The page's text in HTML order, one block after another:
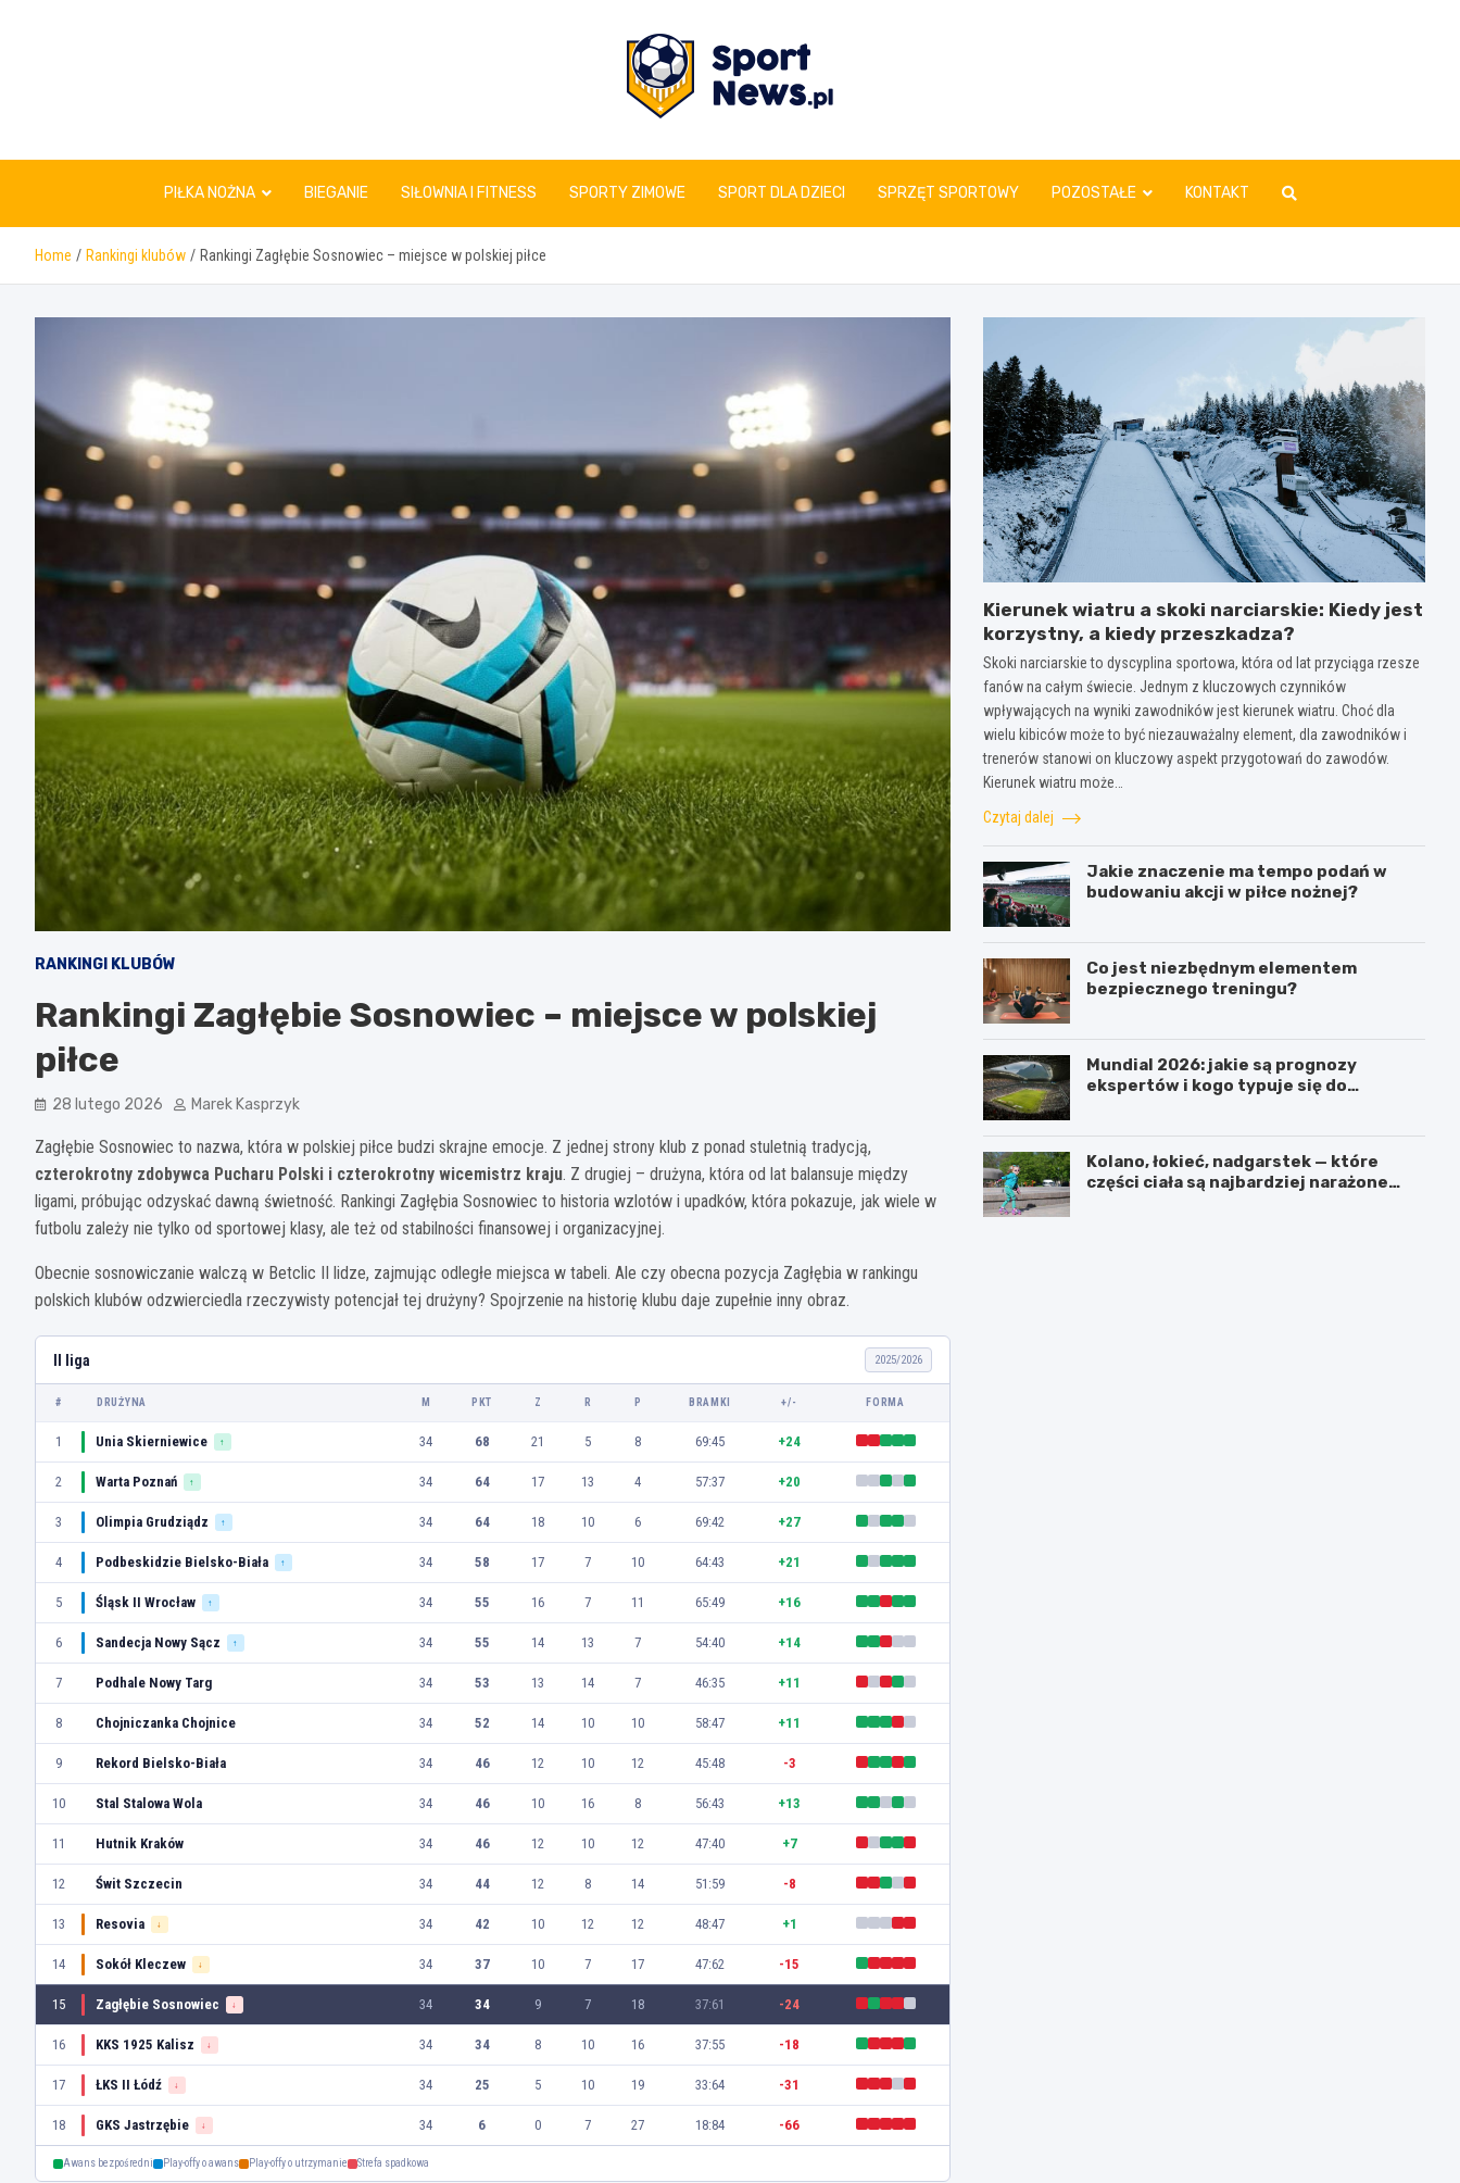
www.sportnews.pl
PIŁKA NOŻNA BIEGANIE SIŁOWNIA I FITNESS SPORTY ZIMOWE SPORT DLA DZIECI SPRZĘT SPORTOWY POZOSTAŁE KONTAKT
Home Rankingi klubów Rankingi Zagłębie Sosnowiec – miejsce w polskiej piłce
RANKINGI KLUBÓW
Rankingi Zagłębie Sosnowiec – miejsce w polskiej
piłce
28 lutego 2026 Marek Kasprzyk
Zagłębie Sosnowiec to nazwa, która w polskiej piłce budzi skrajne emocje. Z jednej strony klub z ponad stuletnią tradycją,
czterokrotny zdobywca Pucharu Polski i czterokrotny wicemistrz kraju. Z drugiej – drużyna, która od lat balansuje między
ligami, próbując odzyskać dawną świetność. Rankingi Zagłębia Sosnowiec to historia wzlotów i upadków, która pokazuje, jak wiele w
futbolu zależy nie tylko od sportowej klasy, ale też od stabilności finansowej i organizacyjnej.
Obecnie sosnowiczanie walczą w Betclic II lidze, zajmując odległe miejsca w tabeli. Ale czy obecna pozycja Zagłębia w rankingu
polskich klubów odzwierciedla rzeczywisty potencjał tej drużyny? Spojrzenie na historię klubu daje zupełnie inny obraz.
II liga 2025/2026
# DRUŻYNA M PKT Z R P BRAMKI +/- FORMA
1 Unia Skierniewice ↑ 34 68 21 5 8 69:45 +24
2 Warta Poznań ↑ 34 64 17 13 4 57:37 +20
3 Olimpia Grudziądz ↑ 34 64 18 10 6 69:42 +27
4 Podbeskidzie Bielsko-Biała ↑ 34 58 17 7 10 64:43 +21
5 Śląsk II Wrocław ↑ 34 55 16 7 11 65:49 +16
6 Sandecja Nowy Sącz ↑ 34 55 14 13 7 54:40 +14
7 Podhale Nowy Targ 34 53 13 14 7 46:35 +11
8 Chojniczanka Chojnice 34 52 14 10 10 58:47 +11
9 Rekord Bielsko-Biała 34 46 12 10 12 45:48 -3
10 Stal Stalowa Wola 34 46 10 16 8 56:43 +13
11 Hutnik Kraków 34 46 12 10 12 47:40 +7
12 Świt Szczecin 34 44 12 8 14 51:59 -8
13 Resovia ↓ 34 42 10 12 12 48:47 +1
14 Sokół Kleczew ↓ 34 37 10 7 17 47:62 -15
15 Zagłębie Sosnowiec ↓ 34 34 9 7 18 37:61 -24
16 KKS 1925 Kalisz ↓ 34 34 8 10 16 37:55 -18
17 ŁKS II Łódź ↓ 34 25 5 10 19 33:64 -31
18 GKS Jastrzębie ↓ 34 6 0 7 27 18:84 -66
Awans bezpośredni Play-offy o awans Play-offy o utrzymanie Strefa spadkowa
Kierunek wiatru a skoki narciarskie: Kiedy jest
korzystny, a kiedy przeszkadza?
Skoki narciarskie to dyscyplina sportowa, która od lat przyciąga rzesze
fanów na całym świecie. Jednym z kluczowych czynników
wpływających na wyniki zawodników jest kierunek wiatru. Choć dla
wielu kibiców może to być niezauważalny element, dla zawodników i
trenerów stanowi on kluczowy aspekt przygotowań do zawodów.
Kierunek wiatru może…
Czytaj dalej
Jakie znaczenie ma tempo podań w
budowaniu akcji w piłce nożnej?
Co jest niezbędnym elementem
bezpiecznego treningu?
Mundial 2026: jakie są prognozy
ekspertów i kogo typuje się do
Kolano, łokieć, nadgarstek — które
części ciała są najbardziej narażone